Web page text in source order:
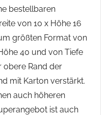
bestellbaren
von 10 x Höhe 16
größten Format von
40 und von Tiefe
obere Rand der
mit Karton verstärkt.
auch höheren
ist auch